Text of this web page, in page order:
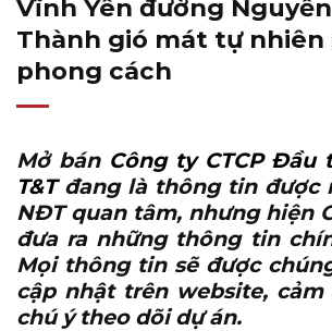
Vĩnh Yên đường
Thành gió mát tự nhiên
phong cách
Mở bán Công ty CTCP Đầu
T&Tđang là thông tin được
NĐT quan tâm, nhưng hiện
đưa ra những thông tin
Mọi thông tin sẽ được
cập nhật trên website,
chú ý theo dõi dự án.